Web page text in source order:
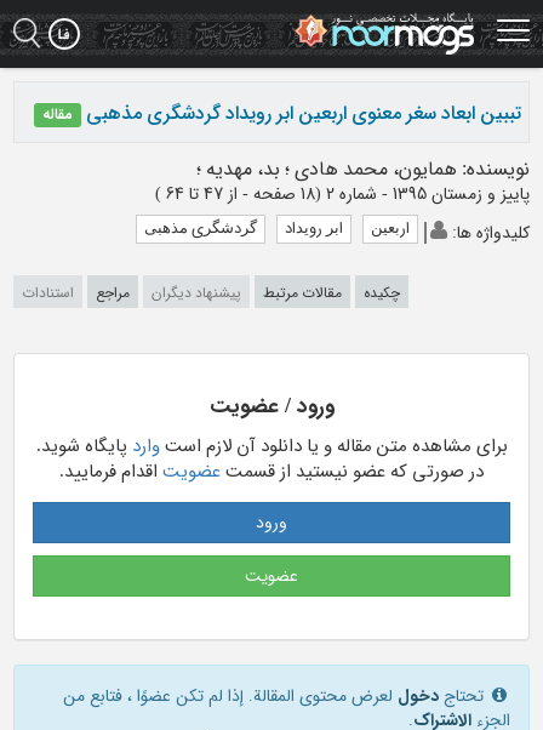
Skip
to
main
تببین ابعاد سغر معنوی اربعین ابر رویداد گردشگری مذهبی مقاله
نویسنده: همایون، محمد هادی ؛ بد، مهدیه ؛
پاییز و زمستان 1395 - شماره 2 (‎18 صفحه - از 47 تا 64 )
کلیدواژه ها: ارﺑﻌﯿﻦ اﺑﺮ روﯾﺪاد ﮔﺮدﺷﮕﺮی ﻣﺬﻫﺒﯽ
چکیده مقالات مرتبط پیشنهاد دیگران مراجع استنادات
ورود / عضویت
برای مشاهده متن مقاله و یا دانلود آن لازم استوارد پایگاه شوید.
در صورتی که عضو نیستید از قسمت عضویت اقدام فرمایید.
ورود
عضویت
تحتاج دخول لعرض محتوى المقالة. إذا لم تكن عضوًا ، فتابع من
الجزء الاشتراک.